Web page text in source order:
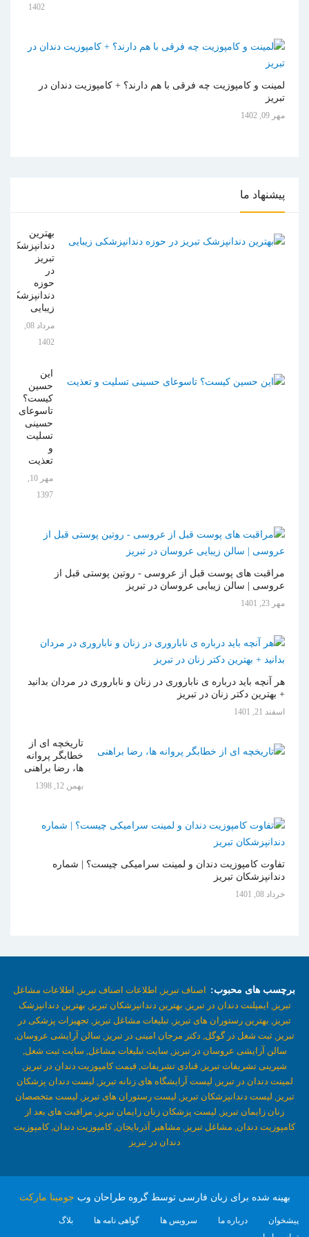
1402
لمینت و کامپوزیت چه فرقی با هم دارند؟ + کامپوزیت دندان در
تبریز
مهر 09, 1402
پیشنهاد ما
بهترین
دندانپزشک
تبریز
در
حوزه
دندانپزشکی
زیبایی
1402
این
حسین
کیست؟
تاسوعای
حسینی
تسلیت
و
تعذیت
1397
مراقبت های پوست قبل از عروسی - روتین پوستی قبل از
عروسی | سالن زیبایی عروسان در تبریز
مهر 23, 1401
هر آنچه باید درباره ی ناباروری در زنان و ناباروری در مردان بدانید
+ بهترین دکتر زنان در تبریز
اسفند 21, 1401
تاریخچه ای از
خطابگر پروانه
ها، رضا براهنی
بهمن 12, 1398
تفاوت کامپوزیت دندان و لمینت سرامیکی چیست؟ | شماره
دندانپزشکان تبریز
خرداد 08, 1401
برچسب های محبوب: اصناف تبریز, اطلاعات اصناف تبریز,
اطلاعات مشاغل
تبریز,
ایمپلنت دندان در تبریز, بهترین دندانپزشکان تبریز,
بهترین دندانپزشک
تبریز,
بهترین رستوران های تبریز, تبلیغات مشاغل تبریز,
تجهیزات پزشکی در
تبریز,
ثبت شغل در گوگل, دکتر مرجان امینی در تبریز,
سالن آرایشی عروسان,
سالن آرایشی عروسان در تبریز,
سایت تبلیغات مشاغل, سایت ثبت شغل,
شیرینی تشریفات تبریز,
قنادی تشریفات, قیمت کامپوزیت دندان در تبریز,
لمینت دندان در تبریز,
لیست آرایشگاه های زنانه تبریز,
لیست دندان پزشکان
تبریز,
لیست دندانپزشکان تبریز, لیست رستوران های تبریز,
لیست متخصصان
زنان زایمان تبریز,
لیست پزشکان زنان زایمان تبریز,
مراقبت های بعد از
کامپوزیت دندان, مشاغل تبریز, مشاهیر آذربایجان, کامپوزیت دندان, کامپوزیت
دندان در تبریز
بهینه شده برای زبان فارسی توسط گروه طراحان وب جومینا مارکت
پیشخوان درباره ما سرویس ها گواهی نامه ها
بلاگ